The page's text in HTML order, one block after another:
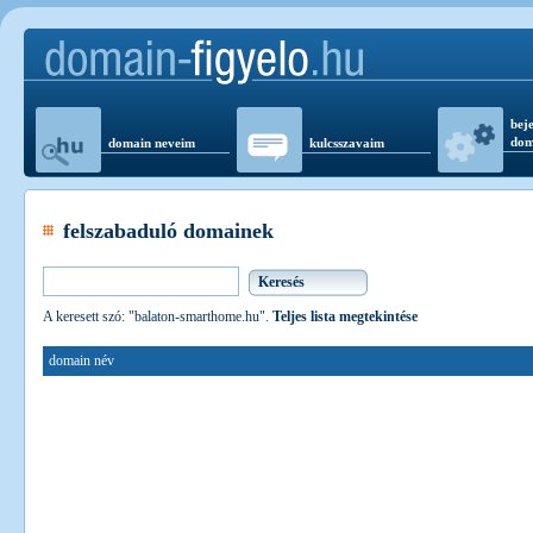
domain neveim kulcsszavaim
felszabaduló domainek
A keresett szó: "balaton-smarthome.hu". Teljes lista megtekintése
domain név